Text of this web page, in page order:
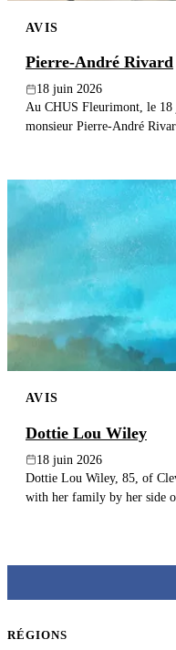
AVIS
Pierre-André Rivard
18 juin 2026
Au CHUS Fleurimont, le 18
monsieur Pierre-André
AVIS
Dottie Lou Wiley
18 juin 2026
Dottie Lou Wiley, 85, of
with her family by her side
RÉGIONS